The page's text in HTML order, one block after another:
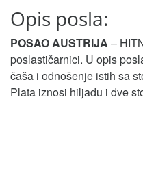
Opis posla:
POSAO AUSTRIJA –
poslastičarnici. U opis
čaša i odnošenje istih sa
Plata iznosi hiljadu i dve